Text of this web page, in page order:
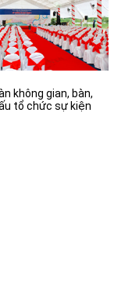
không gian, bàn,
tổ chức sự kiện